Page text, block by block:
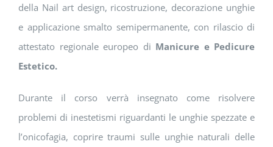
della Nail art design, ricostruzione, decorazione unghie
e applicazione smalto semipermanente, con rilascio di
attestato regionale europeo di Manicure e Pedicure
Estetico.
Durante il corso verrà insegnato come risolvere
problemi di inestetismi riguardanti le unghie spezzate e
l’onicofagia, coprire traumi sulle unghie naturali delle